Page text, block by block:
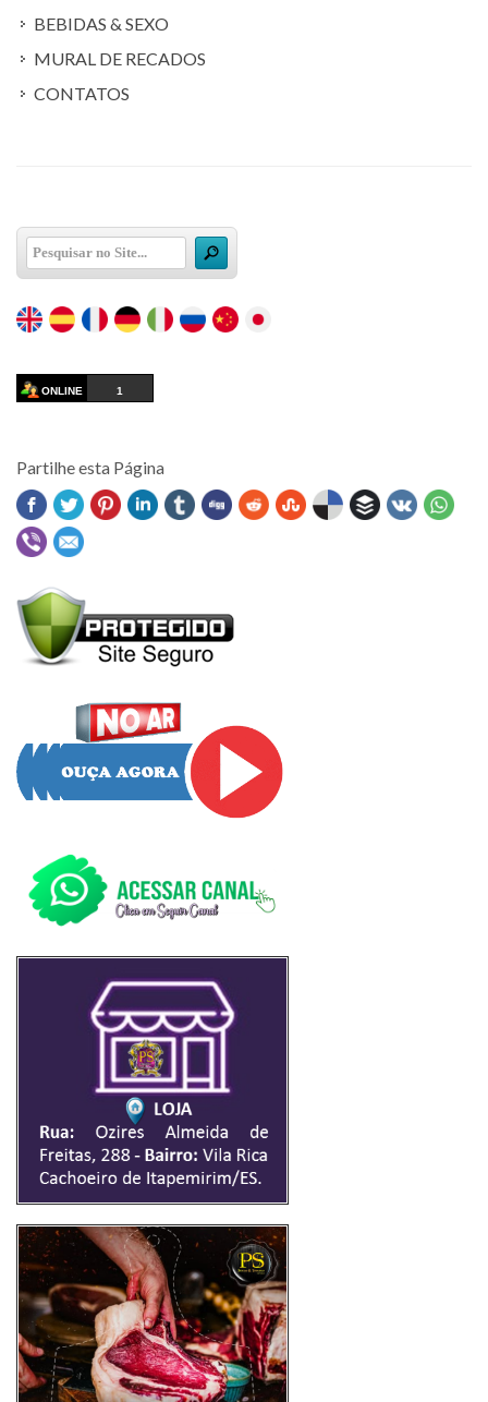
BEBIDAS & SEXO
MURAL DE RECADOS
CONTATOS
ONLINE 1
Partilhe esta Página